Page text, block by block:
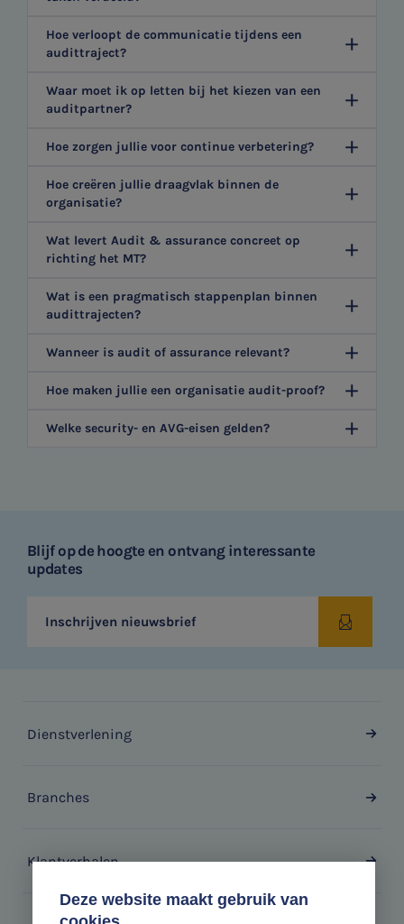
Deze website maakt gebruik van
Hoe verloopt de communicatie tijdens een
audittraject?
Waar moet ik op letten bij het kiezen van een
auditpartner?
Hoe zorgen jullie voor continue verbetering?
Hoe creëren jullie draagvlak binnen de
organisatie?
Wat levert Audit & assurance concreet op
richting het MT?
Wat is een pragmatisch stappenplan binnen
audittrajecten?
Wanneer is audit of assurance relevant?
Hoe maken jullie een organisatie audit-proof?
Welke security- en AVG-eisen gelden?
Blijf op de hoogte en ontvang interessante
updates
Inschrijven nieuwsbrief
Dienstverlening
Branches
Klantverhalen